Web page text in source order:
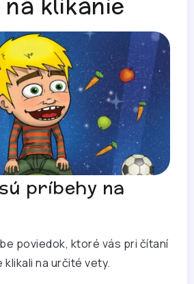
príbehy na
poviedok, ktoré vás pri čítaní
na určité vety.